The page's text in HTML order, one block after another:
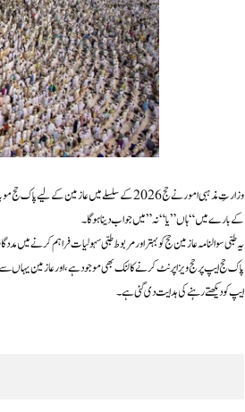
وزارتِ مذہبی امور نے حج 2026 کے سلسلے میں
کے بارے میں “ہاں” یا “نہ” میں جواب دینا ہوگا۔
یہ طبی سوالنامہ عازمین حج کو بہتر اور مربوط طبی سہولیات فراہم کرنے میں
پاک حج ایپ پر حج ویزا پرنٹ کرنے کا لنک بھی موجود ہے، اور عازمین یہاں
ایپ کو دیکھتے رہنے کی ہدایت دی گئی ہے۔